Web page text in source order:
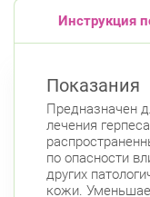
Инструкция
Показания
Предназначен
лечения
по опасности
других
кожи.